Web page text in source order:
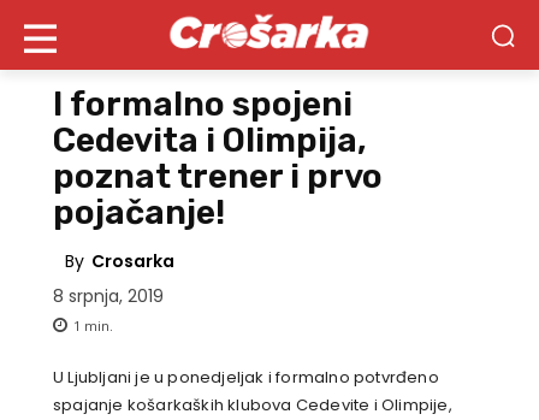
I formalno spojeni
Cedevita i Olimpija,
poznat trener i prvo
pojačanje!
By Crosarka
8 srpnja, 2019
1 min.
U Ljubljani je u ponedjeljak i formalno potvrđeno
spajanje košarkaških klubova Cedevite i Olimpije,